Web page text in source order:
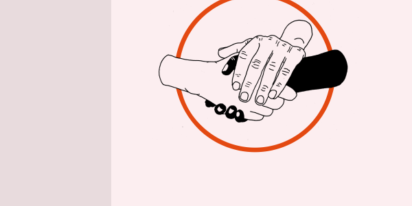
Herzen verpflanzen, auch
Professor Hermann
oder Hannover gingen, sei zu
Gelegenheiten, für sich und
Hamburg zu werben, ließ
lieben den smarten
Publikum sowohl die
Aortenklappe als auch die
Organ wieder